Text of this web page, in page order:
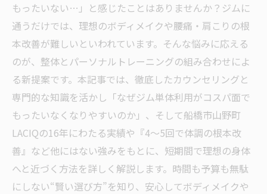
もったいない…」と感じたことはありませんか？ジムに
通うだけでは、理想のボディメイクや腰痛・肩こりの根
本改善が難しいといわれています。そんな悩みに応える
のが、整体とパーソナルトレーニングの組み合わせによ
る新提案です。本記事では、徹底したカウンセリングと
専門的な知識を活かし「なぜジム単体利用がコスパ面で
もったいなくなりやすいのか」、そして船橋市山野町
LACIQの16年にわたる実績や『4～5回で体調の根本改
善』など他にはない強みをもとに、短期間で理想の身体
へと近づく方法を詳しく解説します。時間も予算も無駄
にしない“賢い選び方”を知り、安心してボディメイクや